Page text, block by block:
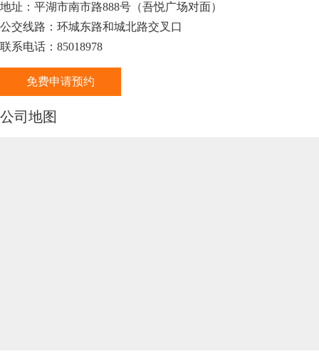
地址：平湖市南市路888号（吾悦广场对面）
公交线路：环城东路和城北路交叉口
联系电话：85018978
免费申请预约
公司地图